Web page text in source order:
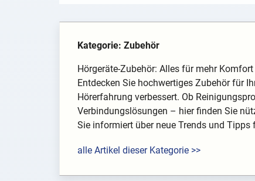
Kategorie: Zubehör
Hörgeräte-Zubehör: Alles für mehr
Entdecken Sie hochwertiges Zubehör für
Hörerfahrung verbessert. Ob
Verbindungslösungen – hier finden Sie
Sie informiert über neue Trends und
alle Artikel dieser Kategorie >>